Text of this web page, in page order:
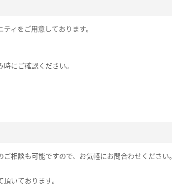
ィをご用意しております。
にご確認ください。
相談も可能ですので、お気軽にお問合わせください
いております。